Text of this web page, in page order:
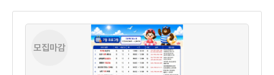
모집마감